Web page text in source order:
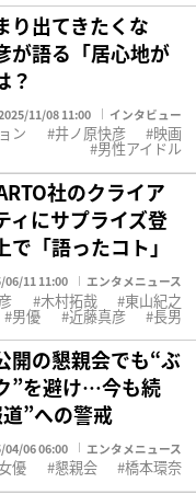
り出てきたくな
が語る「居心地が
？
11/08 11:00 インタビュー
ン 井ノ原快彦 映画
男性アイドル
社のクライア
ィにサプライズ登
「語ったコト」
06/11 11:00 エンタメニュース
木村拓哉 東山紀之
男優 近藤真彦 長男
の懇親会でも“ぶ
”を避け…今も続
”への警戒
04/06 06:00 エンタメニュース
優 懇親会 橋本環奈